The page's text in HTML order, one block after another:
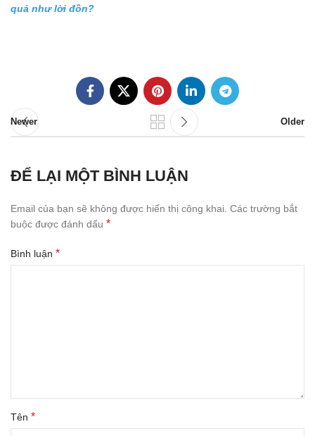
quả như lời đồn?
Newer Older
ĐỂ LẠI MỘT BÌNH LUẬN
Email của bạn sẽ không được hiển thị công khai. Các trường bắt
buộc được đánh dấu *
Bình luận *
Tên *